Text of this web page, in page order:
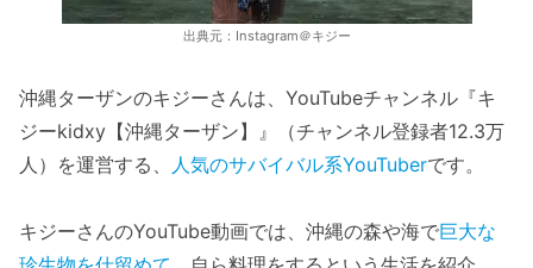
出典元：Instagram＠キジー
沖縄ターザンのキジーさんは、YouTubeチャンネル『キ
ジーkidxy【沖縄ターザン】』（チャンネル登録者12.3万
人）を運営する、 人気のサバイバル系YouTuberです。
キジーさんのYouTube動画では、沖縄の森や海で巨大な